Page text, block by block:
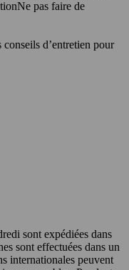
Ne pas faire de
d’entretien pour
sont expédiées dans
sont effectuées dans un
internationales peuvent